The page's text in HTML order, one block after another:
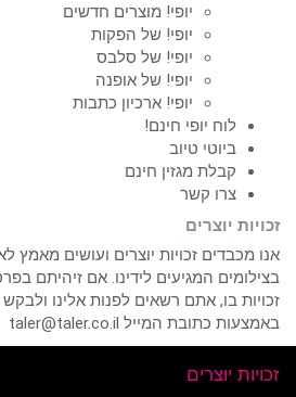
יופי! מוצרים חדשים
יופי! של הפקות
יופי! של סלבס
יופי! של אופנה
יופי! ארכיון כתבות
לוח יופי חינם!
ביוטי טיוב
קבלת מגזין חינם
צרו קשר
זכויות יוצרים
אנו מכבדים זכויות יוצרים ועושים מאמץ
בצילומים המגיעים לידינו. אם זיהיתם
זכויות בו, אתם רשאים לפנות אלינו
באמצעות כתובת המייל taler@taler.co.il
זכויות יוצרים